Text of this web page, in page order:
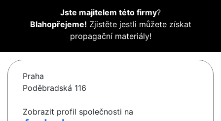
Jste majitelem této firmy?
Blahopřejeme! Zjistěte jestli můžete získat
propagační materiály!
Praha
Poděbradská 116
Zobrazit profil společnosti na